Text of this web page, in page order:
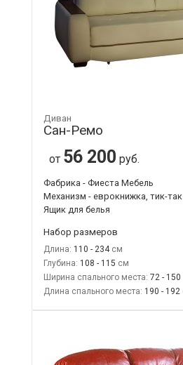
Диван
Сан-Ремо
от 56 200 руб.
Фабрика - Фиеста Мебель
Механизм - еврокнижка, тик-так
Ящик для белья
Набор размеров
Длина: 110 - 234
Глубина: 108 - 115
Ширина спального места: 72 - 150
Длина спального места: 190 - 192